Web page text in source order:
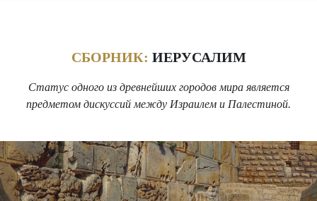
СБОРНИК: ИЕРУСАЛИМ
Статус одного из древнейших городов мира является
предметом дискуссий между Израилем и Палестиной.